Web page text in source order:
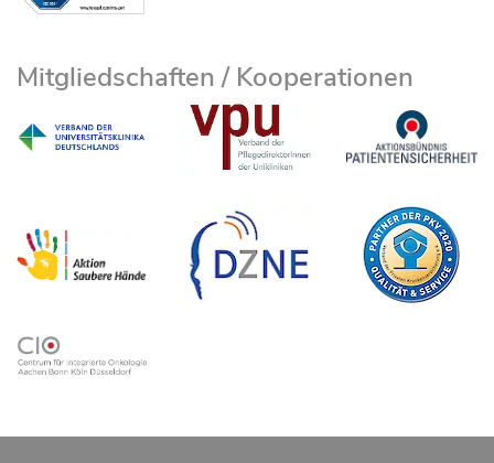
Mitgliedschaften / Kooperationen